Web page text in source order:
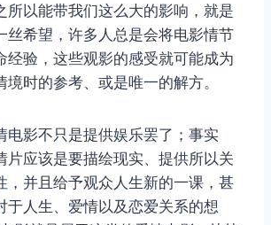
所以能带我们这么大的影响，就是
丝希望，许多人总是会将电影情节
经验，这些观影的感受就可能成为
时的参考、或是唯一的解方。
电影不只是提供娱乐罢了；事实
片应该是要描绘现实、提供所以关
，并且给予观众人生新的一课，甚
于人生、爱情以及恋爱关系的想